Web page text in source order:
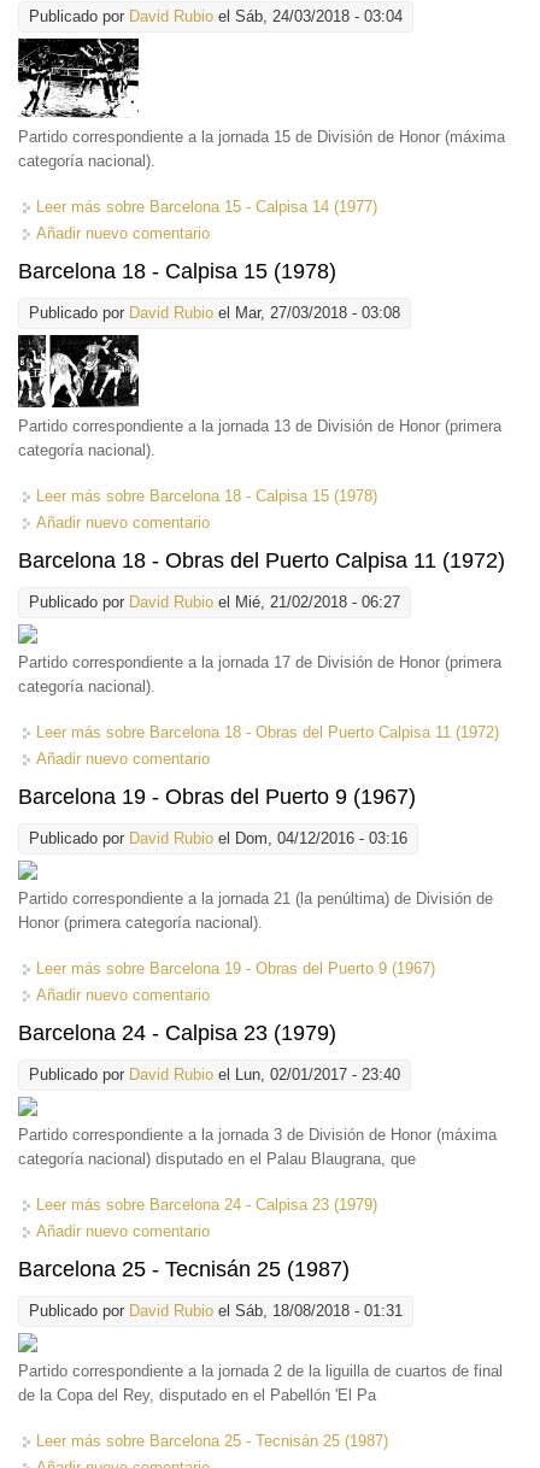
Publicado por David Rubio el Sáb, 24/03/2018 - 03:04
Partido correspondiente a la jornada 15 de División de Honor (máxima
categoría nacional).
Leer más sobre Barcelona 15 - Calpisa 14 (1977)
Añadir nuevo comentario
Barcelona 18 - Calpisa 15 (1978)
Publicado por David Rubio el Mar, 27/03/2018 - 03:08
Partido correspondiente a la jornada 13 de División de Honor (primera
categoría nacional).
Leer más sobre Barcelona 18 - Calpisa 15 (1978)
Añadir nuevo comentario
Barcelona 18 - Obras del Puerto Calpisa 11 (1972)
Publicado por David Rubio el Mié, 21/02/2018 - 06:27
Partido correspondiente a la jornada 17 de División de Honor (primera
categoría nacional).
Leer más sobre Barcelona 18 - Obras del Puerto Calpisa 11 (1972)
Añadir nuevo comentario
Barcelona 19 - Obras del Puerto 9 (1967)
Publicado por David Rubio el Dom, 04/12/2016 - 03:16
Partido correspondiente a la jornada 21 (la penúltima) de División de
Honor (primera categoría nacional).
Leer más sobre Barcelona 19 - Obras del Puerto 9 (1967)
Añadir nuevo comentario
Barcelona 24 - Calpisa 23 (1979)
Publicado por David Rubio el Lun, 02/01/2017 - 23:40
Partido correspondiente a la jornada 3 de División de Honor (máxima
categoría nacional) disputado en el Palau Blaugrana, que
Leer más sobre Barcelona 24 - Calpisa 23 (1979)
Añadir nuevo comentario
Barcelona 25 - Tecnisán 25 (1987)
Publicado por David Rubio el Sáb, 18/08/2018 - 01:31
Partido correspondiente a la jornada 2 de la liguilla de cuartos de final
de la Copa del Rey, disputado en el Pabellón 'El Pa
Leer más sobre Barcelona 25 - Tecnisán 25 (1987)